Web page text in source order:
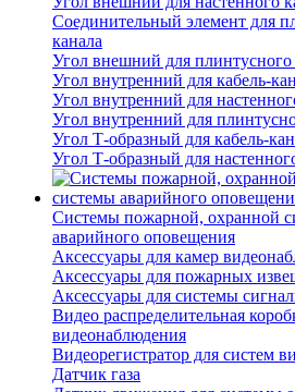
Соединительный элемент для
канала
Угол внешний для плинтусного
Угол внутренний для кабель-
Угол внутренний для
Угол внутренний для
Угол Т-образный для кабель-
Угол Т-образный для
Системы пожарной, охранной
аварийного оповещения
Аксессуары для камер
Аксессуары для пожарных
Аксессуары для системы
Видео распределительная
видеонаблюдения
Видеорегистратор для систем
Датчик газа